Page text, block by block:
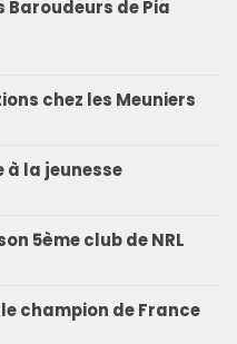
Baroudeurs de Pia
chez les Meuniers
la jeunesse
5ème club de NRL
champion de France